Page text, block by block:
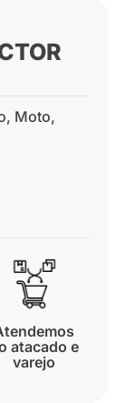
, Moto,
atacado e
varejo